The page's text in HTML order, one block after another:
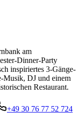
am
Dinner-Party
inspiriertes 3-Gänge-
Musik, DJ und einem
Restaurant.
+49 30 76 77 52 724